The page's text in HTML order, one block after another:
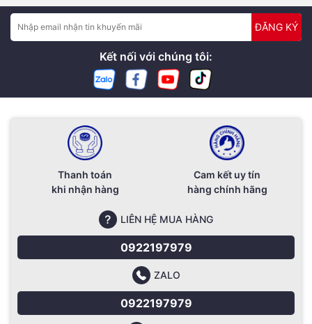
ĐĂNG KÝ
Kết nối với chúng tôi:
Thanh toán
khi nhận hàng
Cam kết uy tín
hàng chính hãng
LIÊN HỆ MUA HÀNG
0922197979
ZALO
0922197979